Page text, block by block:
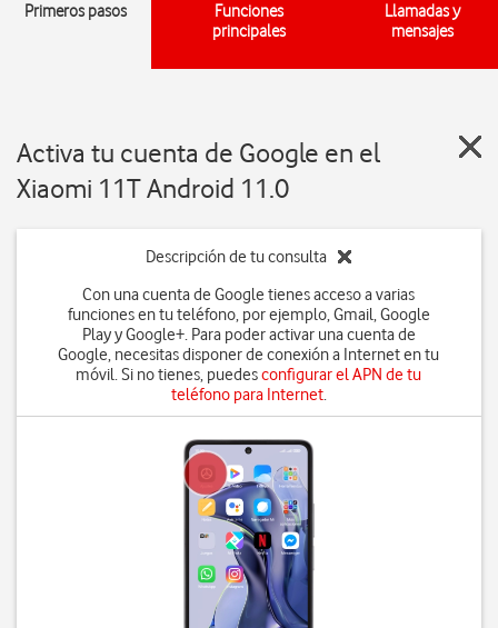
Primeros pasos
Funciones
principales
Llamadas y
mensajes
Activa tu cuenta de Google en el
Xiaomi 11T Android 11.0
Descripción de tu consulta
Con una cuenta de Google tienes acceso a varias
funciones en tu teléfono, por ejemplo, Gmail, Google
Play y Google+. Para poder activar una cuenta de
Google, necesitas disponer de conexión a Internet en tu
móvil. Si no tienes, puedesconfigurar el APN de tu
teléfono para Internet.